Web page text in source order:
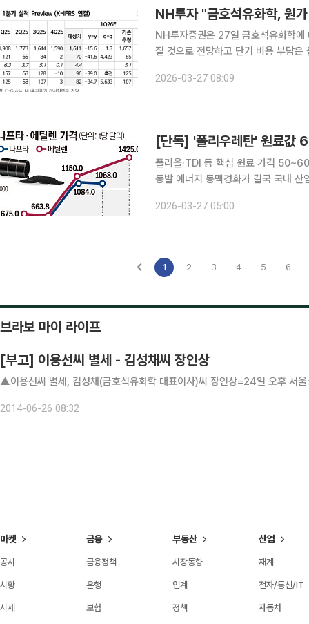
NH투자 "금호석유화학, 원
NH투자증권은 27일 금호석유화학에
질 것으로 전망하고 단기 비용 부담
는 실적 변동성이 확대될 전망"이라
2026-03-27 08:09
폴리올·TDI 등 핵심 원료 가격
동발 에너지 동맥경화가 결국 국내 산
료 가격을 일제히 50% 이상 끌어올
2026-03-27 05:00
1 2 3 4 5 6
브라보 마이 라이프
[부고] 이용선씨 별세 - 김성채씨 장인상
▲이용선씨 별세, 김성채(금호석유화학 대표이사)씨 장인상=24일 오후
2014-06-26 08:32
마켓
공시
시황
시세
금융
금융정책
은행
보험
부동산
시장동향
업계
정책
산업
재계
전자/통신/IT
자동차